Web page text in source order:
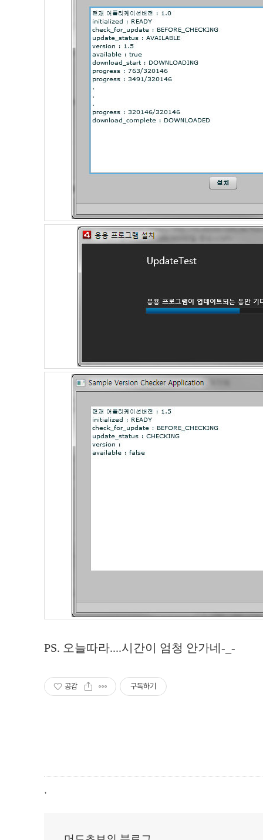
PS. 오늘따라....시간이 엄청 안가네-_-
공감 구독하기
,